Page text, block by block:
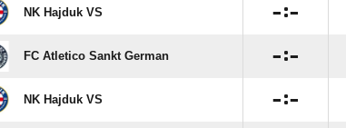
NK Hajduk VS :
FC Atletico Sankt German :
NK Hajduk VS :